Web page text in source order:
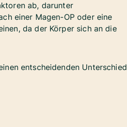
ab, darunter
einer Magen-OP oder eine
da der Körper sich an die
entscheidenden Unterschied